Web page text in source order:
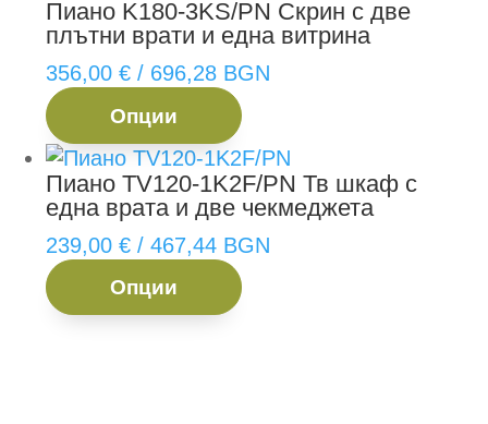
Пиано K180-3KS/PN Скрин с две
плътни врати и една витрина
356,00€ / 696,28 BGN
Опции
product
has
multiple
variants.
The
may
Пиано TV120-1K2F/PN Тв шкаф с
една врата и две чекмеджета
239,00€ / 467,44 BGN
Опции
product